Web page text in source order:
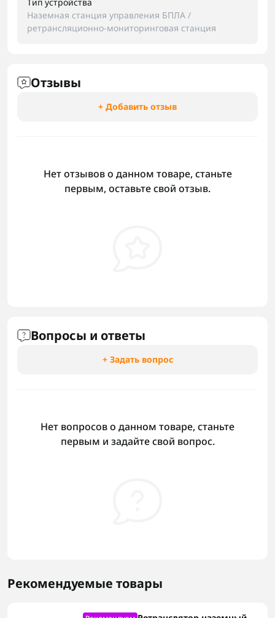
Наземная станция управления БПЛА /
ретрансляционно-мониторинговая станция
Отзывы
+ Добавить отзыв
Нет отзывов о данном товаре, станьте
первым, оставьте свой отзыв.
Вопросы и ответы
+ Задать вопрос
Нет вопросов о данном товаре, станьте
первым и задайте свой вопрос.
Рекомендуемые товары